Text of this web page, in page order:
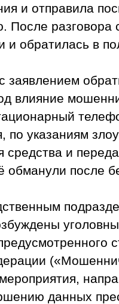
и отправила
После
и обратилась в
заявлением
влияние
указаниям
и
после
данных